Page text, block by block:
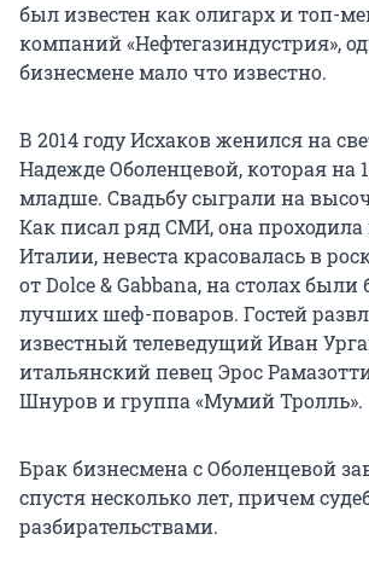
был известен как олигарх и топ-
компаний «Нефтегазиндустрия»,
бизнесмене мало что известно.
В 2014 году Исхаков женился на
Надежде Оболенцевой, которая на
младше. Свадьбу сыграли на
Как писал ряд СМИ, она проходила
Италии, невеста красовалась в
от Dolce & Gabbana, на столах были
лучших шеф-поваров. Гостей
известный телеведущий Иван
итальянский певец Эрос
Шнуров и группа «Мумий Тролль».
Брак бизнесмена с Оболенцевой
спустя несколько лет, причем
разбирательствами.